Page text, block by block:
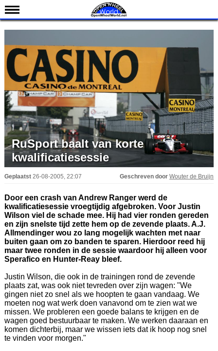
Nieuws
Kalender
Uitslagen
Standen
Coureurs
Teams
IndyCar 101
Indy 500
English
RuSport baalt van korte
kwalificatiesessie
Geplaatst 26-08-2005, 22:07 Geschreven door Wouter de Bruijn
Door een crash van Andrew Ranger werd de
kwalificatiesessie vroegtijdig afgebroken. Voor Justin
Wilson viel de schade mee. Hij had vier ronden gereden
en zijn snelste tijd zette hem op de zevende plaats. A.J.
Allmendinger wou zo lang mogelijk wachten met naar
buiten gaan om zo banden te sparen. Hierdoor reed hij
maar twee ronden in de sessie waardoor hij alleen voor
Sperafico en Hunter-Reay bleef.
Justin Wilson, die ook in de trainingen rond de zevende
plaats zat, was ook niet tevreden over zijn wagen: "We
gingen niet zo snel als we hoopten te gaan vandaag. We
moeten nog wat werk doen vanavond om te zien wat we
missen. We probleren een goede balans te krijgen en de
wagen goed bestuurbaar te maken. We werken daaraan en
komen dichterbij, maar we wissen iets dat ik hoop nog snel
te vinden voor morgen."